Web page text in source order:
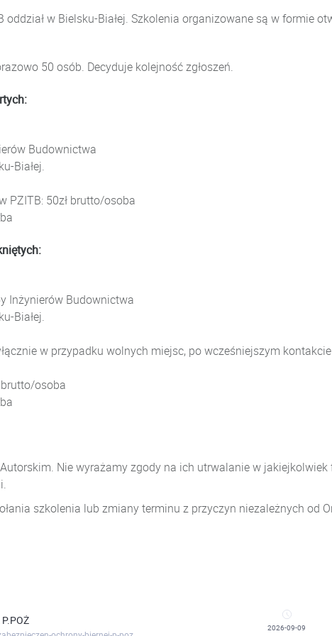
w Bielsku-Białej. Szkolenia organizowane są w formie
50 osób. Decyduje kolejność zgłoszeń.
Budownictwa
Białej.
PZITB: 50zł brutto/osoba
Inżynierów Budownictwa
Białej.
w przypadku wolnych miejsc, po wcześniejszym
brutto/osoba
Nie wyrażamy zgody na ich utrwalanie w
szkolenia lub zmiany terminu z przyczyn niezależnych od
2026-09-09